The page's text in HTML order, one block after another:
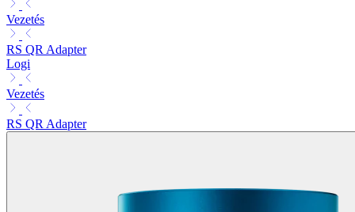
Vezetés
RS QR Adapter
Logi
Vezetés
RS QR Adapter